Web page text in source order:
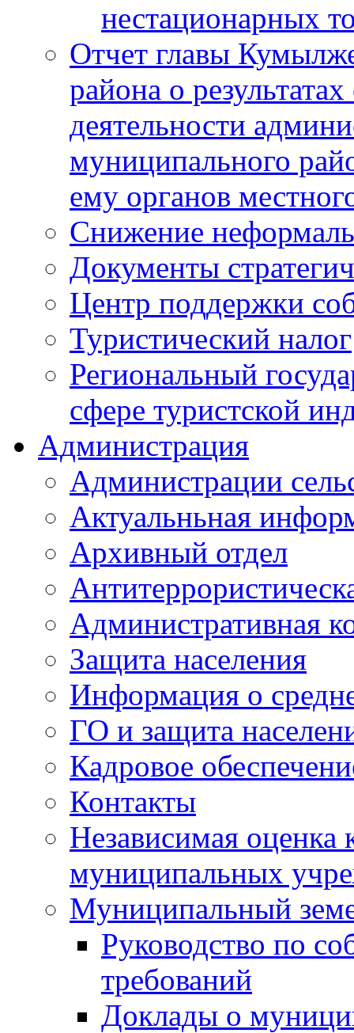
нестационарных
Отчет главы
района о
деятельности
муниципального
ему органов
Снижение
Документы
Центр поддержки
Туристический налог
Региональный
сфере туристской
Администрация
Администрации
Актуальньная
Архивный отдел
Административная
Защита населения
Информация о
ГО и защита
Кадровое
Контакты
Независимая оценка
муниципальных
Муниципальный
Руководство по
требований
Доклады о